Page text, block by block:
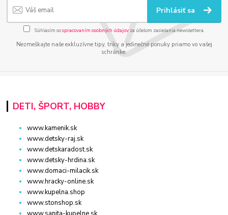
Prihlásiť sa
Súhlasím sospracovaním osobných údajov za účelom zasielania newslettera.
Nezmeškajte naše exkluzívne tipy, triky a jedinečné ponuky priamo vo vašej
schránke.
DETI, ŠPORT, HOBBY
www.kamenik.sk
www.detsky-raj.sk
www.detskaradost.sk
www.detsky-hrdina.sk
www.domaci-milacik.sk
www.hracky-online.sk
www.kupelna.shop
www.stonshop.sk